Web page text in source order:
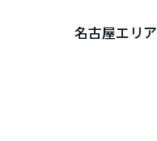
名古屋エリア